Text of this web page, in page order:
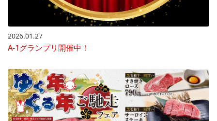
2026.01.27
A-1グランプリ開催中！